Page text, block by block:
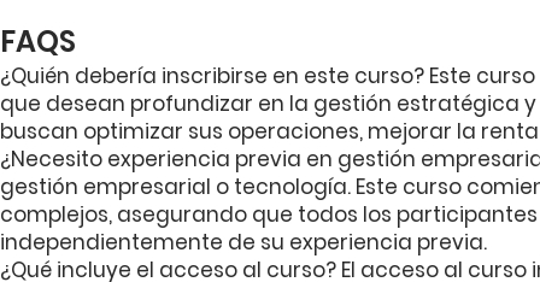
FAQS
¿Quién debería inscribirse en este curso? Este
que desean profundizar en la gestión estratégica
buscan optimizar sus operaciones, mejorar la
¿Necesito experiencia previa en gestión
gestión empresarial o tecnología. Este curso
complejos, asegurando que todos los
independientemente de su experiencia previa.
¿Qué incluye el acceso al curso? El acceso al curso